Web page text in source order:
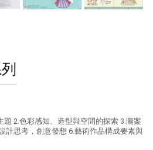
2.色彩感知、造型與空間的探索 3.圖案
計思考，創意發想 6.藝術作品構成要素與